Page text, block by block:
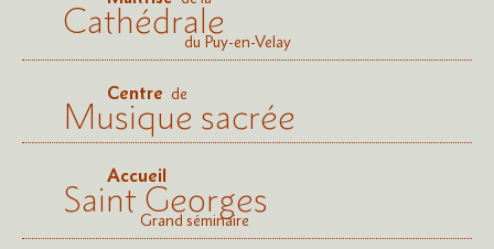
Cathédraledu Puy-en-Velay
Centre de
Musique sacrée
Accueil
Saint Georges
Grand séminaire